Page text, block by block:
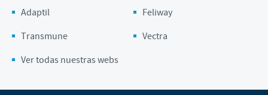
Adaptil
Feliway
Transmune
Vectra
Ver todas nuestras webs